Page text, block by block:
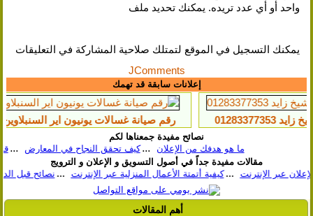
واحد أو أي عدد تريده. يمكنك تحديد ملف
يمكنك التسجيل في الموقع لتمتلك صلاحية المشاركة في التعليقات
JComments
إعلانات سابقة قد تهمك
رقم صيانة غسالات يونيون اير السنبلاوين 01207619993
نصائح مفيدة جمعناها لكم
ما هو هدفك من الإعلان
كيف تحقق النجاح في المعارض
قاعدة
مقالات مفيدة جداً في أصول التسويق و الإعلان و الترويج
كيفية أتمتة الأعمال المنزلية عبر
أهم المقالات